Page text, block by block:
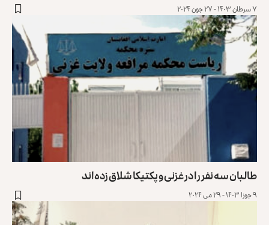
۷ سرطان ۱۴۰۳ - ۲۷ جون ۲۰۲۴
طالبان سه نفر را در غزنی و پکتیکا شلاق زده‌اند
۹ جوزا ۱۴۰۳ - ۲۹ می ۲۰۲۴